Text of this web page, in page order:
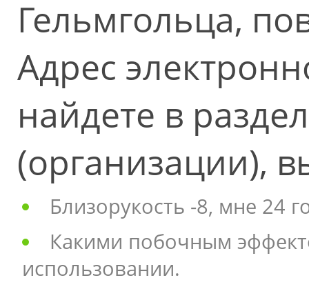
Гельмгольца,
Адрес
найдете в
(организации),
Близорукость -8, мне 24
Какими побочным
использовании.